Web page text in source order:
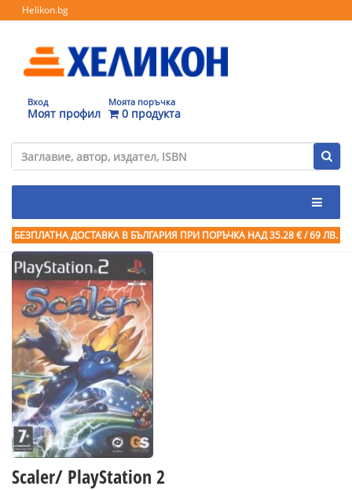
Helikon.bg
Вход
Моят профил
Моята поръчка
0 продукта
БЕЗПЛАТНА ДОСТАВКА В БЪЛГАРИЯ ПРИ ПОРЪЧКА НАД 35.28 € / 69 ЛВ.
Scaler/ PlayStation 2